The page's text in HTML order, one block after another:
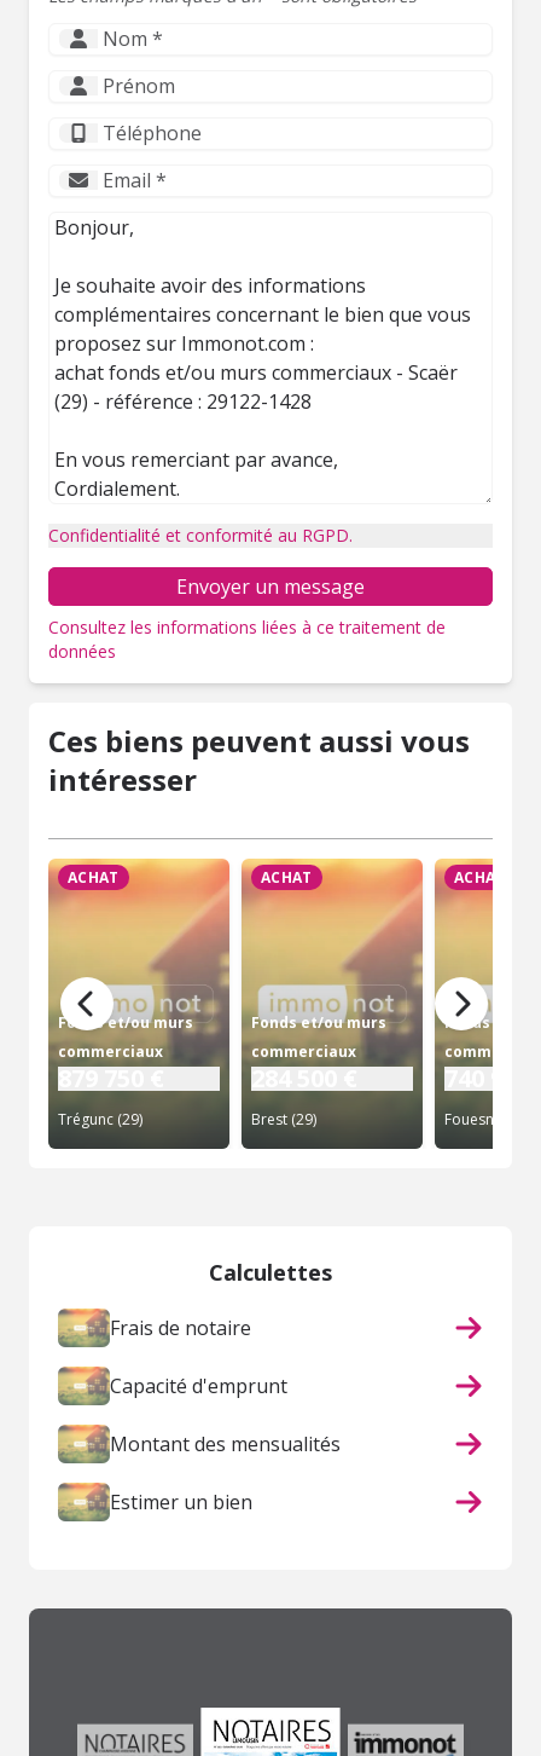
Confidentialité et conformité au RGPD.
Envoyer un message
Consultez les informations liées à ce traitement de
données
Ces biens peuvent aussi vous
intéresser
ACHAT
Fonds et/ou murs
commerciaux
879 750 €
Trégunc (29)
ACHAT
Fonds et/ou murs
commerciaux
284 500 €
Brest (29)
ACHAT
Fonds et/ou
740 950
Fouesnant
Calculettes
Frais de notaire
Capacité d'emprunt
Montant des mensualités
Estimer un bien